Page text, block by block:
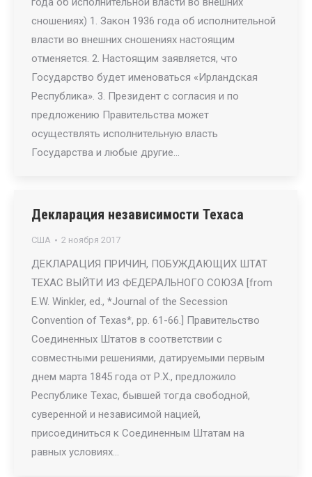
сношениях) 1. Закон 1936 года об исполнительной
власти во внешних сношениях настоящим
отменяется. 2. Настоящим заявляется, что
Государство будет именоваться «Ирландская
Республика». 3. Президент с согласия и по
предложению Правительства может
осуществлять исполнительную власть
Государства и любые другие…
Декларация независимости Техаса
США 2 ноября 2017
ДЕКЛАРАЦИЯ ПРИЧИН, ПОБУЖДАЮЩИХ ШТАТ
ТЕХАС ВЫЙТИ ИЗ ФЕДЕРАЛЬНОГО СОЮЗА [from
E.W. Winkler, ed., *Journal of the Secession
Convention of Texas*, pp. 61-66.] Правительство
Соединенных Штатов в соответствии с
совместными решениями, датируемыми первым
днем марта 1845 года от Р.Х., предложило
Республике Техас, бывшей тогда свободной,
суверенной и независимой нацией,
присоединиться к Соединенным Штатам на
равных условиях…